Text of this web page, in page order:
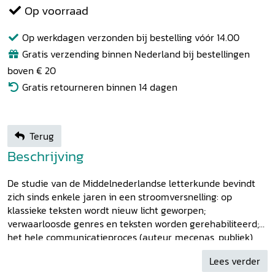
Op voorraad
Op werkdagen verzonden bij bestelling vóór 14.00
Gratis verzending binnen Nederland bij bestellingen
boven € 20
Gratis retourneren binnen 14 dagen
Terug
Beschrijving
De studie van de Middelnederlandse letterkunde bevindt
zich sinds enkele jaren in een stroomversnelling: op
klassieke teksten wordt nieuw licht geworpen;
verwaarloosde genres en teksten worden gerehabiliteerd;
het hele communicatieproces (auteur, mecenas, publiek)
wordt voorwerp van onderzoek; medioneerlandici en
historici ontdekken in toenemende mate dat zeLees verder